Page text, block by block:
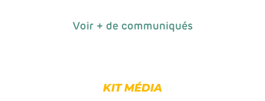
Voir + de communiqués
KIT MÉDIA